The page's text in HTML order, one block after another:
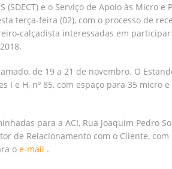
(SDECT) e o Serviço de Apoio às Micro e
terça-feira (02), com o processo de
calçadista interessadas em
de 19 a 21 de novembro. O
I e H, nº 85, com espaço para 35 micro
para a ACI, Rua Joaquim Pedro
de Relacionamento com o Cliente, com
o e-mail .